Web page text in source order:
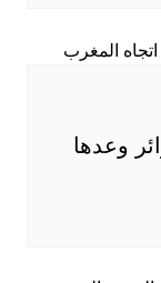
وعدها